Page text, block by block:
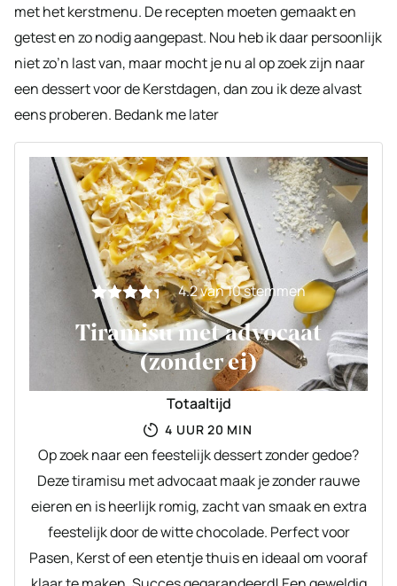
met het kerstmenu. De recepten moeten gemaakt en
getest en zo nodig aangepast. Nou heb ik daar persoonlijk
niet zo’n last van, maar mocht je nu al op zoek zijn naar
een dessert voor de Kerstdagen, dan zou ik deze alvast
eens proberen. Bedank me later
4.2van10stemmen
Tiramisu met advocaat
(zonder ei)
Totaaltijd
4 UUR
UUR 20 MINUTEN
MIN
Op zoek naar een feestelijk dessert zonder gedoe?
Deze tiramisu met advocaat maak je zonder rauwe
eieren en is heerlijk romig, zacht van smaak en extra
feestelijk door de witte chocolade. Perfect voor
Pasen, Kerst of een etentje thuis en ideaal om vooraf